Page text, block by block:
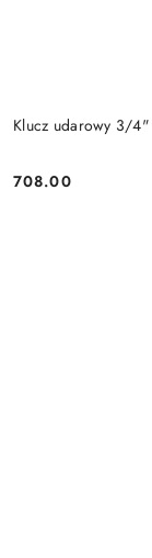
Klucz udarowy 3/
Cena:
708.00